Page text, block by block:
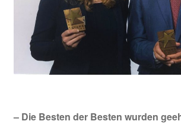
– Die Besten der Besten wurden